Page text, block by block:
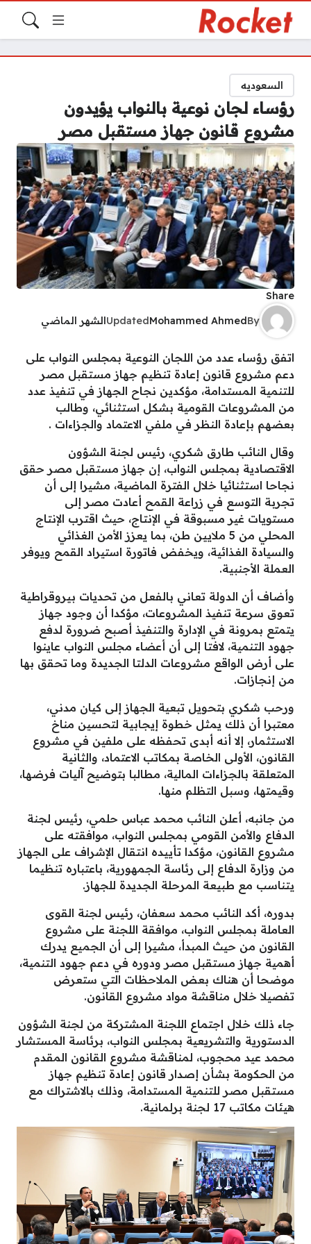
السعوديه
رؤساء لجان نوعية بالنواب يؤيدون
مشروع قانون جهاز مستقبل مصر
Share
By
Mohammed Ahmed
Updatedالشهر الماضي
اتفق رؤساء عدد من اللجان النوعية بمجلس النواب على
دعم مشروع قانون إعادة تنظيم جهاز مستقبل مصر
للتنمية المستدامة، مؤكدين نجاح الجهاز في تنفيذ عدد
من المشروعات القومية بشكل استثنائي، وطالب
بعضهم بإعادة النظر في ملفي الاعتماد والجزاءات .
وقال النائب طارق شكري، رئيس لجنة الشؤون
الاقتصادية بمجلس النواب، إن جهاز مستقبل مصر حقق
نجاحا استثنائيا خلال الفترة الماضية، مشيرا إلى أن
تجربة التوسع في زراعة القمح أعادت مصر إلى
مستويات غير مسبوقة في الإنتاج، حيث اقترب الإنتاج
المحلي من 5 ملايين طن، بما يعزز الأمن الغذائي
والسيادة الغذائية، ويخفض فاتورة استيراد القمح ويوفر
العملة الأجنبية.
وأضاف أن الدولة تعاني بالفعل من تحديات بيروقراطية
تعوق سرعة تنفيذ المشروعات، مؤكدا أن وجود جهاز
يتمتع بمرونة في الإدارة والتنفيذ أصبح ضرورة لدفع
جهود التنمية، لافتا إلى أن أعضاء مجلس النواب عاينوا
على أرض الواقع مشروعات الدلتا الجديدة وما تحقق بها
من إنجازات.
ورحب شكري بتحويل تبعية الجهاز إلى كيان مدني،
معتبرا أن ذلك يمثل خطوة إيجابية لتحسين مناخ
الاستثمار، إلا أنه أبدى تحفظه على ملفين في مشروع
القانون، الأولى الخاصة بمكاتب الاعتماد، والثانية
المتعلقة بالجزاءات المالية، مطالبا بتوضيح آليات فرضها،
وقيمتها، وسبل التظلم منها.
من جانبه، أعلن النائب محمد عباس حلمي، رئيس لجنة
الدفاع والأمن القومي بمجلس النواب، موافقته على
مشروع القانون، مؤكدا تأييده انتقال الإشراف على الجهاز
من وزارة الدفاع إلى رئاسة الجمهورية، باعتباره تنظيما
يتناسب مع طبيعة المرحلة الجديدة للجهاز.
بدوره، أكد النائب محمد سعفان، رئيس لجنة القوى
العاملة بمجلس النواب، موافقة اللجنة على مشروع
القانون من حيث المبدأ، مشيرا إلى أن الجميع يدرك
أهمية جهاز مستقبل مصر ودوره في دعم جهود التنمية،
موضحا أن هناك بعض الملاحظات التي ستعرض
تفصيلا خلال مناقشة مواد مشروع القانون.
جاء ذلك خلال اجتماع اللجنة المشتركة من لجنة الشؤون
الدستورية والتشريعية بمجلس النواب، برئاسة المستشار
محمد عيد محجوب، لمناقشة مشروع القانون المقدم
من الحكومة بشأن إصدار قانون إعادة تنظيم جهاز
مستقبل مصر للتنمية المستدامة، وذلك بالاشتراك مع
هيئات مكاتب 17 لجنة برلمانية.